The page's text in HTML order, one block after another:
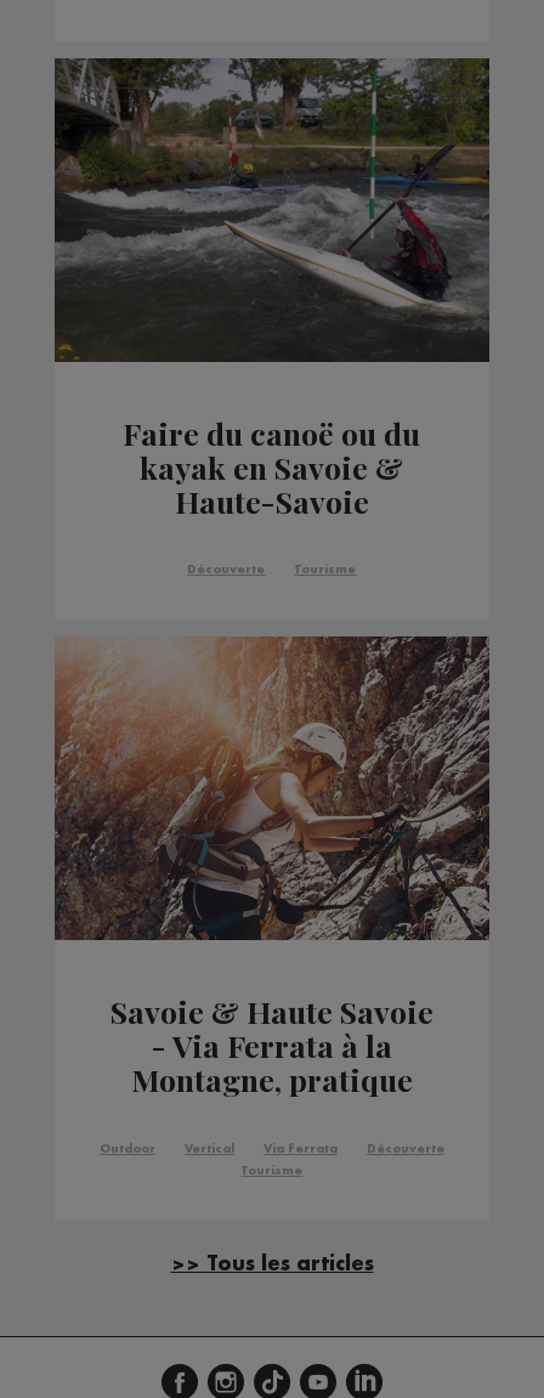
Faire du canoë ou du
kayak en Savoie &
Haute-Savoie
Découverte Tourisme
Savoie & Haute Savoie
- Via Ferrata à la
Montagne, pratique
Outdoor Vertical Via ferrata
Découverte
Tourisme
>> Tous les articles